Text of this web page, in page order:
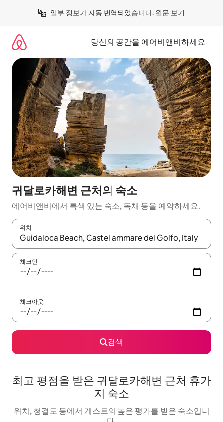
일부 정보가 자동 번역되었습니다. 원문 보기
당신의 공간을 에어비앤비하세요
귀달로카해변 근처의 숙소
에어비앤비에서 특색 있는 숙소, 독채 등을 예약하세요.
위치
결과가 나오면 위·아래 화살표 키를 사용하거나 터치 또는 스와이
체크인
체크아웃
검색
최고 평점을 받은 귀달로카해변 근처 휴가
지 숙소
위치, 청결도 등에서 게스트의 높은 평가를 받은 숙소입니